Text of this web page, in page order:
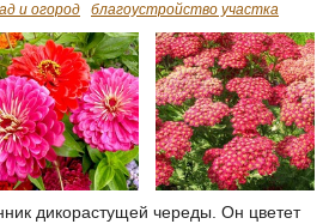
и огород благоустройство участка
дикорастущей череды. Он цветет